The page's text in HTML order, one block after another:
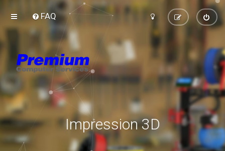
FAQ
Impression 3D